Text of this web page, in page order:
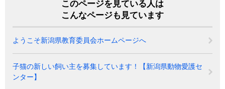
このページを見ている人は
こんなページも見ています
ようこそ新潟県教育委員会ホームページへ
子猫の新しい飼い主を募集しています！【新潟県動物愛護セ
ンター】